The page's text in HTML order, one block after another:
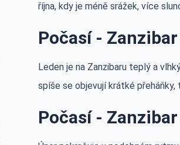
října, kdy je méně srážek, více
Počasí -
Leden je na Zanzibaru teplý a
spíše se objevují krátké
Počasí -